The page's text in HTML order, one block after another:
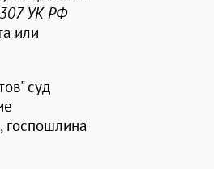
УК РФ
или
суд
госпошлина